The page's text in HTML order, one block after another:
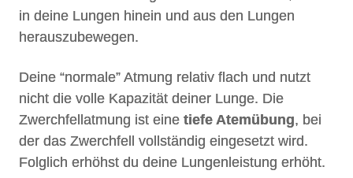
in deine Lungen hinein und aus den Lungen
herauszubewegen.
Deine “normale” Atmung relativ flach und nutzt
nicht die volle Kapazität deiner Lunge. Die
Zwerchfellatmung ist eine tiefe Atemübung, bei
der das Zwerchfell vollständig eingesetzt wird.
Folglich erhöhst du deine Lungenleistung erhöht.